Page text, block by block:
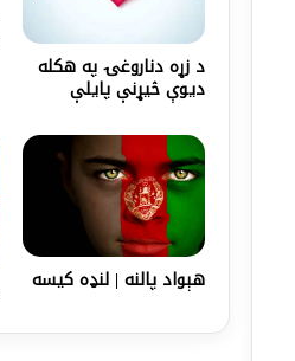
د زړه دناروغۍ په هکله
ديوې څيړنې پايلې
هېواد پالنه | لنډه کیسه